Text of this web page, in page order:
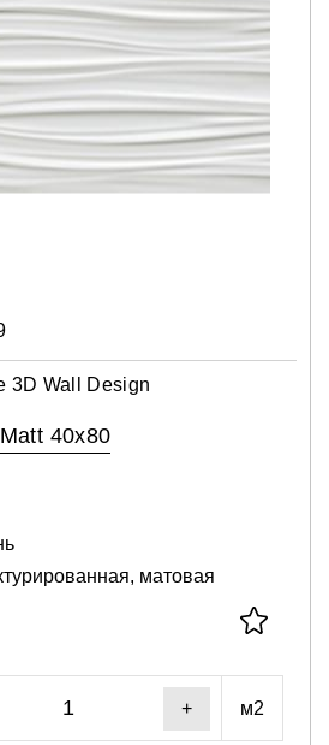
3D Wall Design
40x80
матовая
+ м2